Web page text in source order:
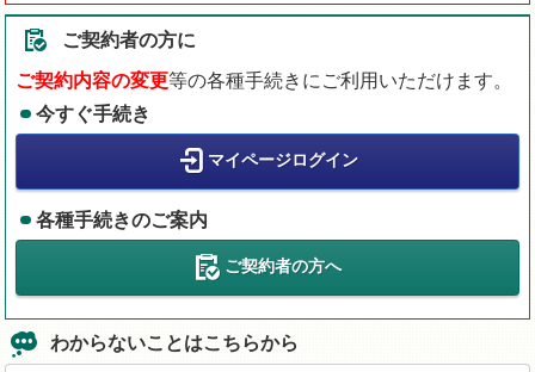
ご契約者の方に
ご契約内容の変更等の各種手続きにご利用いただけます。
今すぐ手続き
マイページログイン
各種手続きのご案内
ご契約者の方へ
わからないことはこちらから